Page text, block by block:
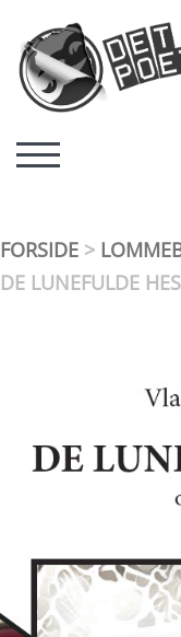
content
TOGGLE MOBILE
FORSIDE >
DE LUNEFULDE